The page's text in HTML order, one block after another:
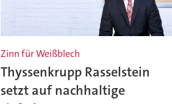
Zinn für Weißblech
Thyssenkrupp Rasselstein
setzt auf nachhaltige